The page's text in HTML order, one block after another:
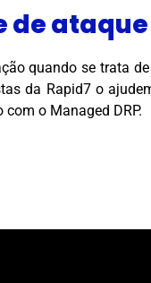
quando se trata
da Rapid7 o
o Managed DRP.